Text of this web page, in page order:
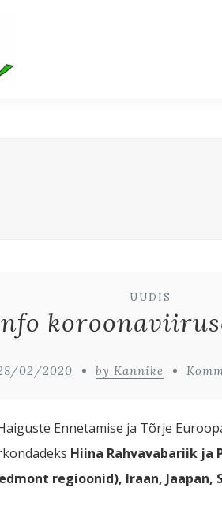
UUDIS
02/2020 by Kannike
Ennetamise ja Tõrje
Hiina Rahvavabariik ja
regioonid), Iraan, Jaapan,